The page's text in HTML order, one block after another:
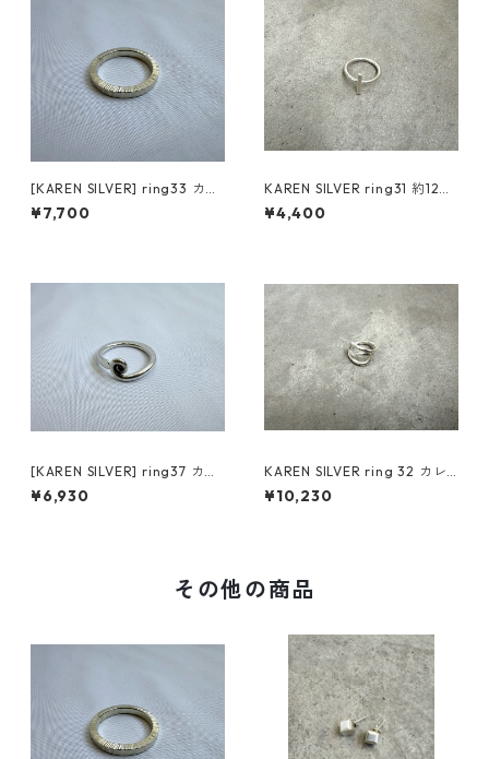
[KAREN SILVER] ring33 カレ
ンシルバー リング 21号
¥7,700
KAREN SILVER ring31 約12号
カレンシルバー リング
¥4,400
[KAREN SILVER] ring37 カレ
ンシルバー リング 16号
¥6,930
KAREN SILVER ring 32 カレ
ンシルバー リング
¥10,230
その他の商品